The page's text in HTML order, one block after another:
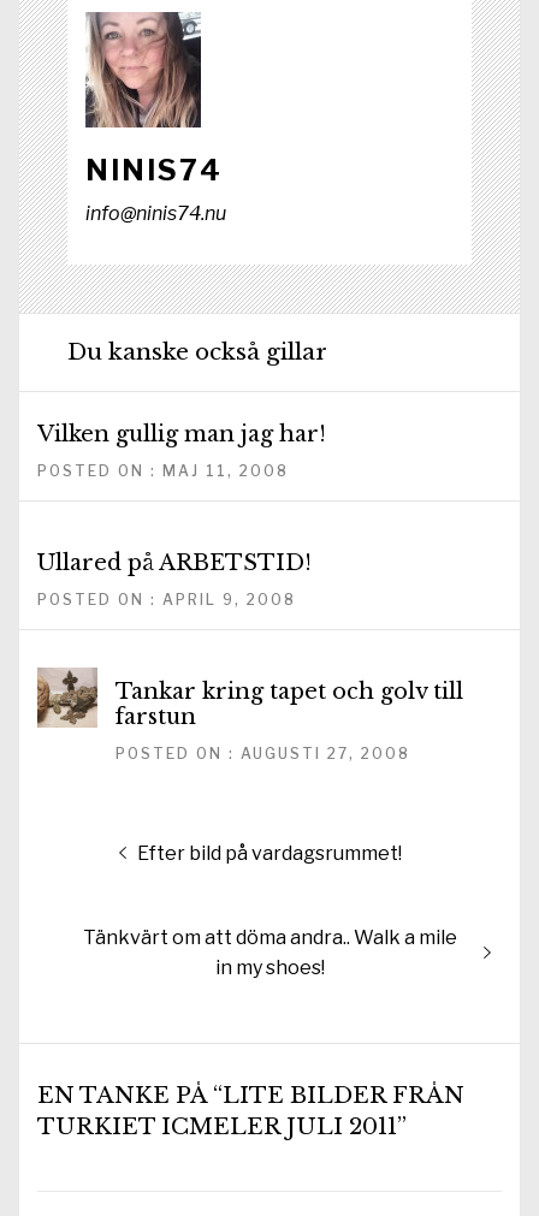
NINIS74
info@ninis74.nu
Du kanske också gillar
Vilken gullig man jag har!
POSTED ON : MAJ 11, 2008
Ullared på ARBETSTID!
POSTED ON : APRIL 9, 2008
Tankar kring tapet och golv till
farstun
POSTED ON : AUGUSTI 27, 2008
Inläggsnavigering
Föregående
Efter bild på vardagsrummet!
Nästa
Tänkvärt om att döma andra.. Walk a mile
in my shoes!
EN TANKE PÅ “LITE BILDER FRÅN
TURKIET ICMELER JULI 2011”